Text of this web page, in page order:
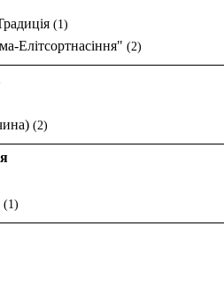
(1)
Елітсортнасіння" (2)
(2)
(1)